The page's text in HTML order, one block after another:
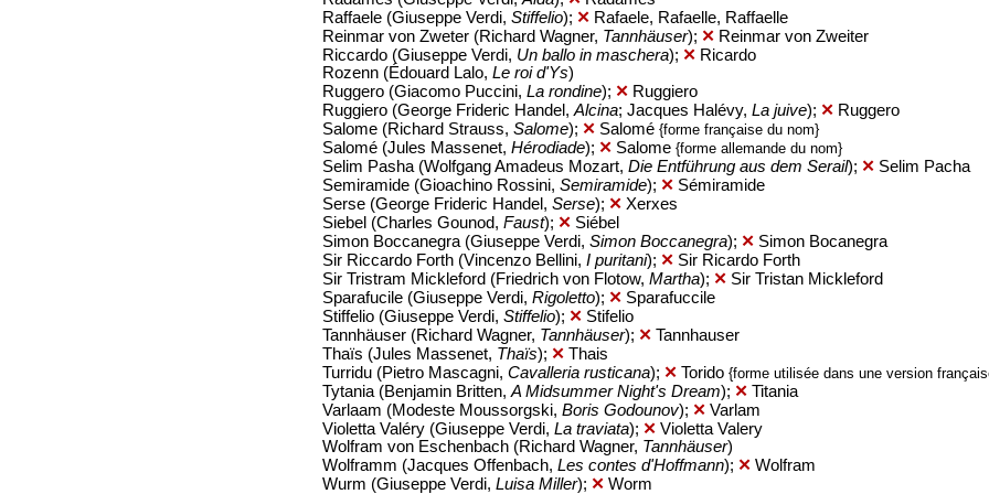
Raffaele (Giuseppe Verdi, Stiffelio); ✕ Rafaele, Rafaelle, Raffaelle
Reinmar von Zweter (Richard Wagner, Tannhäuser); ✕ Reinmar von Zweiter
Riccardo (Giuseppe Verdi, Un ballo in maschera); ✕ Ricardo
Rozenn (Édouard Lalo, Le roi d'Ys)
Ruggero (Giacomo Puccini, La rondine); ✕ Ruggiero
Ruggiero (George Frideric Handel, Alcina; Jacques Halévy, La juive); ✕ Ruggero
Salome (Richard Strauss, Salome); ✕ Salomé {forme française du nom}
Salomé (Jules Massenet, Hérodiade); ✕ Salome {forme allemande du nom}
Selim Pasha (Wolfgang Amadeus Mozart, Die Entführung aus dem Serail); ✕ Selim Pacha
Semiramide (Gioachino Rossini, Semiramide); ✕ Sémiramide
Serse (George Frideric Handel, Serse); ✕ Xerxes
Siebel (Charles Gounod, Faust); ✕ Siébel
Simon Boccanegra (Giuseppe Verdi, Simon Boccanegra); ✕ Simon Bocanegra
Sir Riccardo Forth (Vincenzo Bellini, I puritani); ✕ Sir Ricardo Forth
Sir Tristram Mickleford (Friedrich von Flotow, Martha); ✕ Sir Tristan Mickleford
Sparafucile (Giuseppe Verdi, Rigoletto); ✕ Sparafuccile
Stiffelio (Giuseppe Verdi, Stiffelio); ✕ Stifelio
Tannhäuser (Richard Wagner, Tannhäuser); ✕ Tannhauser
Thaïs (Jules Massenet, Thaïs); ✕ Thais
Turridu (Pietro Mascagni, Cavalleria rusticana); ✕ Torido {forme utilisée dans une version
Tytania (Benjamin Britten, A Midsummer Night's Dream); ✕ Titania
Varlaam (Modeste Moussorgski, Boris Godounov); ✕ Varlam
Violetta Valéry (Giuseppe Verdi, La traviata); ✕ Violetta Valery
Wolfram von Eschenbach (Richard Wagner, Tannhäuser)
Wolframm (Jacques Offenbach, Les contes d'Hoffmann); ✕ Wolfram
Wurm (Giuseppe Verdi, Luisa Miller); ✕ Worm